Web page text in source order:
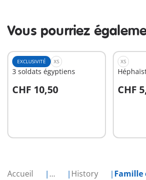
Accueil ... History Famille
Vous pourriez
EXCLUSIVITÉ XS
3 soldats égyptiens
CHF 10,50
Au panier
XS
CHF
Au